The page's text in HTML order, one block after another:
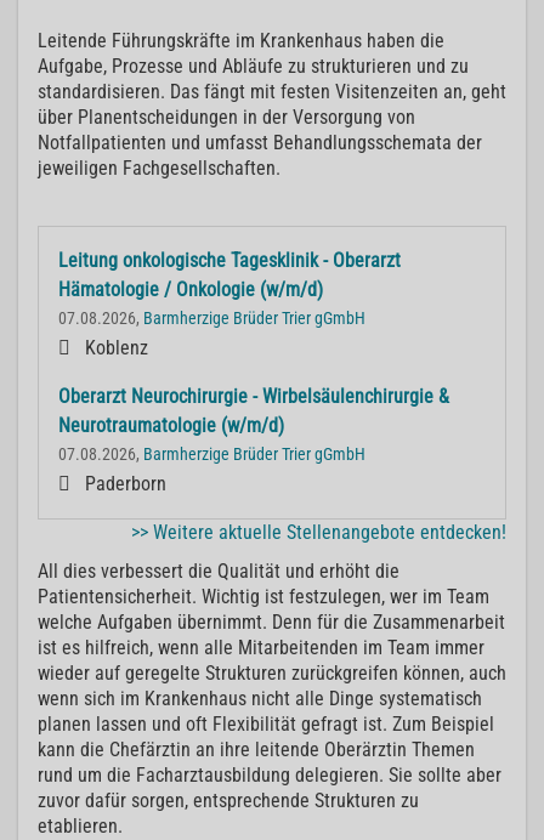
Leitende Führungskräfte im Krankenhaus haben die
Aufgabe, Prozesse und Abläufe zu strukturieren und zu
standardisieren. Das fängt mit festen Visitenzeiten an, geht
über Planentscheidungen in der Versorgung von
Notfallpatienten und umfasst Behandlungsschemata der
jeweiligen Fachgesellschaften.
Leitung onkologische Tagesklinik - Oberarzt
Hämatologie / Onkologie (w/m/d)
07.08.2026, Barmherzige Brüder Trier gGmbH
Koblenz
Oberarzt Neurochirurgie - Wirbelsäulenchirurgie &
Neurotraumatologie (w/m/d)
07.08.2026, Barmherzige Brüder Trier gGmbH
Paderborn
>> Weitere aktuelle Stellenangebote entdecken!
All dies verbessert die Qualität und erhöht die
Patientensicherheit. Wichtig ist festzulegen, wer im Team
welche Aufgaben übernimmt. Denn für die Zusammenarbeit
ist es hilfreich, wenn alle Mitarbeitenden im Team immer
wieder auf geregelte Strukturen zurückgreifen können, auch
wenn sich im Krankenhaus nicht alle Dinge systematisch
planen lassen und oft Flexibilität gefragt ist. Zum Beispiel
kann die Chefärztin an ihre leitende Oberärztin Themen
rund um die Facharztausbildung delegieren. Sie sollte aber
zuvor dafür sorgen, entsprechende Strukturen zu
etablieren.